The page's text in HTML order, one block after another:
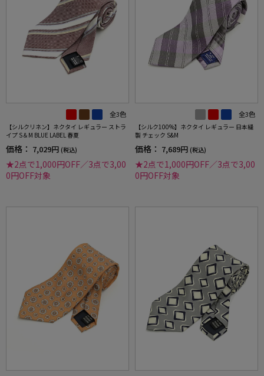
全3色
【シルクリネン】ネクタイ レギュラー ストラ
イプ S＆M BLUE LABEL 春夏
価格： 7,029円 (税込)
★2点で1,000円OFF／3点で3,00
0円OFF対象
全3色
【シルク100%】ネクタイ レギュラー 日本縫
製 チェック S&M
価格： 7,689円 (税込)
★2点で1,000円OFF／3点で3,00
0円OFF対象